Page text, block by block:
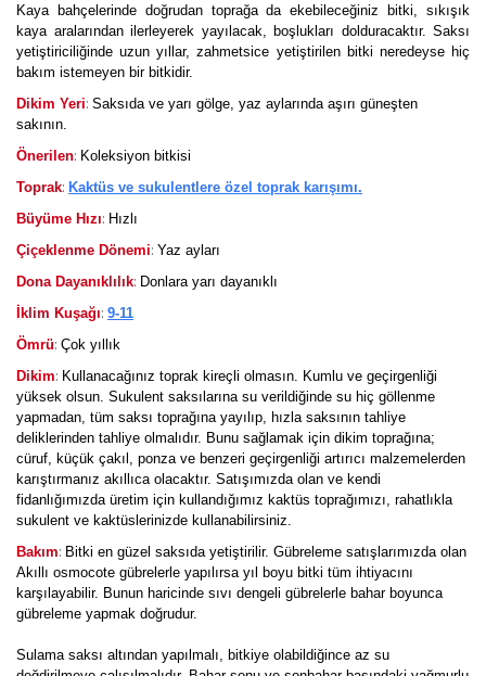
Kaya bahçelerinde doğrudan toprağa da ekebileceğiniz bitki, sıkışık
kaya aralarından ilerleyerek yayılacak, boşlukları dolduracaktır. Saksı
yetiştiriciliğinde uzun yıllar, zahmetsice yetiştirilen bitki neredeyse hiç
bakım istemeyen bir bitkidir.
Dikim Yeri: Saksıda ve yarı gölge, yaz aylarında aşırı güneşten
sakının.
Önerilen: Koleksiyon bitkisi
Toprak: Kaktüs ve sukulentlere özel toprak karışımı.
Büyüme Hızı: Hızlı
Çiçeklenme Dönemi: Yaz ayları
Dona Dayanıklılık: Donlara yarı dayanıklı
İklim Kuşağı: 9-11
Ömrü: Çok yıllık
Dikim: Kullanacağınız toprak kireçli olmasın. Kumlu ve geçirgenliği
yüksek olsun. Sukulent saksılarına su verildiğinde su hiç göllenme
yapmadan, tüm saksı toprağına yayılıp, hızla saksının tahliye
deliklerinden tahliye olmalıdır. Bunu sağlamak için dikim toprağına;
cüruf, küçük çakıl, ponza ve benzeri geçirgenliği artırıcı malzemelerden
karıştırmanız akıllıca olacaktır. Satışımızda olan ve kendi
fidanlığımızda üretim için kullandığımız kaktüs toprağımızı, rahatlıkla
sukulent ve kaktüslerinizde kullanabilirsiniz.
Bakım: Bitki en güzel saksıda yetiştirilir. Gübreleme satışlarımızda olan
Akıllı osmocote gübrelerle yapılırsa yıl boyu bitki tüm ihtiyacını
karşılayabilir. Bunun haricinde sıvı dengeli gübrelerle bahar boyunca
gübreleme yapmak doğrudur.
Sulama saksı altından yapılmalı, bitkiye olabildiğince az su